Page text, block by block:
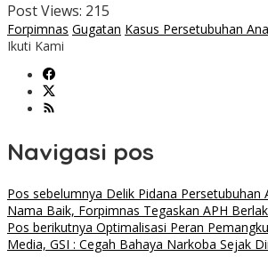
Post Views: 215
Forpimnas Gugatan Kasus Persetubuhan
Ikuti Kami
Navigasi pos
Pos sebelumnya Delik Pidana Persetubuhan
Nama Baik, Forpimnas Tegaskan APH
Pos berikutnya Optimalisasi Peran
Media, GSI : Cegah Bahaya Narkoba Sejak